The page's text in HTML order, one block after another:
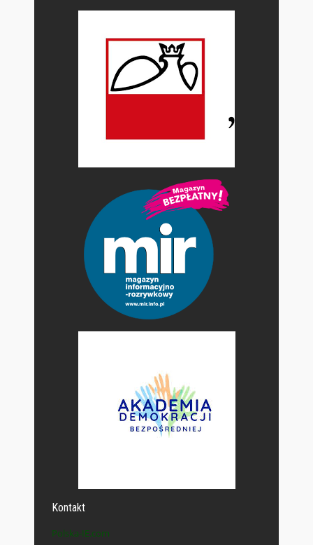
Kontakt
Polska-IE.com